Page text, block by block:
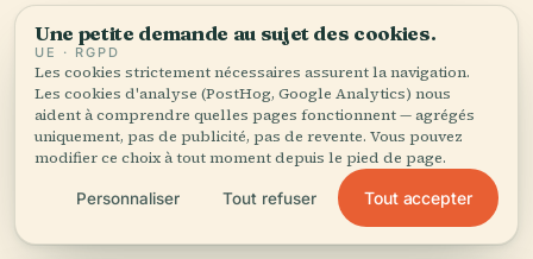
Fontaine des Christ tout
entière,
bien racontée.
Guides audio pour 1 100+ villes dans 96 pays.
Histoire, récits et savoirs locaux — disponibles
hors ligne.
Une petite demande au sujet des cookies.
UE · RGPD
Les cookies strictement nécessaires assurent la navigation.
Les cookies d'analyse (PostHog, Google Analytics) nous
aident à comprendre quelles pages fonctionnent — agrégés
uniquement, pas de publicité, pas de revente. Vous pouvez
modifier ce choix à tout moment depuis le pied de page.
Personnaliser Tout refuser Tout accepter